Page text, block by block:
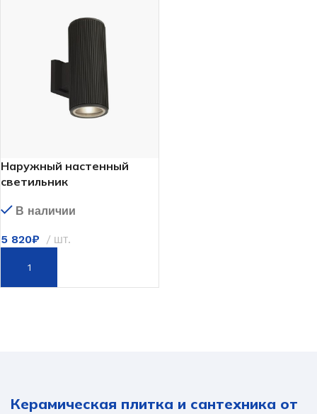
Наружный настенный
светильник
В наличии
5 820₽ шт.
В КОРЗИНУ
Керамическая плитка и сантехника от